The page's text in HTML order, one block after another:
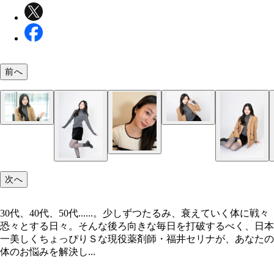
福井セリナ
福井セリナ
福井セリナ
福井セリナ
前へ
次へ
30代、40代、50代......。少しずつたるみ、衰えていく体に戦々
恐々とする日々。そんな後ろ向きな毎日を打破するべく、日本
一美しくちょっぴりＳな現役薬剤師・福井セリナが、あなたの
体のお悩みを解決し...